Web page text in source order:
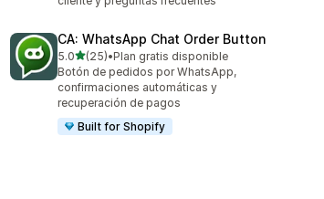
CA: WhatsApp Chat Order Button
5.0de 5 estrellas
(25)
25 reseñas en total
•Plan gratis disponible
Botón de pedidos por WhatsApp,
confirmaciones automáticas y
recuperación de pagos
Built for Shopify